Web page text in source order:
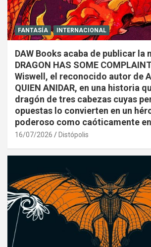
FANTASÍA INTERNACIONAL
DAW Books acaba de publicar la
DRAGON HAS SOME
Wiswell, el reconocido autor de
QUIEN ANIDAR, en una historia
dragón de tres cabezas cuyas
opuestas lo convierten en un
poderoso como caóticamente
16/07/2026 Distópolis